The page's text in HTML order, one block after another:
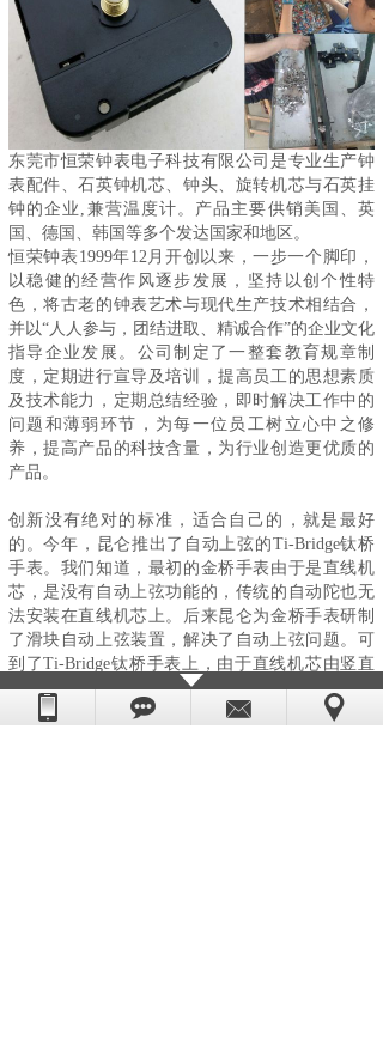
东莞市恒荣钟表电子科技有限公司是专业生产钟
表配件、石英钟机芯、钟头、旋转机芯与石英挂
钟的企业,兼营温度计。产品主要供销美国、英
国、德国、韩国等多个发达国家和地区。
恒荣钟表1999年12月开创以来，一步一个脚印，
以稳健的经营作风逐步发展，坚持以创个性特
色，将古老的钟表艺术与现代生产技术相结合，
并以“人人参与，团结进取、精诚合作”的企业文化
指导企业发展。公司制定了一整套教育规章制
度，定期进行宣导及培训，提高员工的思想素质
及技术能力，定期总结经验，即时解决工作中的
问题和薄弱环节，为每一位员工树立心中之修
养，提高产品的科技含量，为行业创造更优质的
产品。
创新没有绝对的标准，适合自己的，就是最好
的。今年，昆仑推出了自动上弦的Ti-Bridge钛桥
手表。我们知道，最初的金桥手表由于是直线机
芯，是没有自动上弦功能的，传统的自动陀也无
法安装在直线机芯上。后来昆仑为金桥手表研制
了滑块自动上弦装置，解决了自动上弦问题。可
到了Ti-Bridge钛桥手表上，由于直线机芯由竖直
方向变为了水平方向，由于地球重力，滑块不能
自由滑动，无法起到自动上弦的作用，此前的Ti-